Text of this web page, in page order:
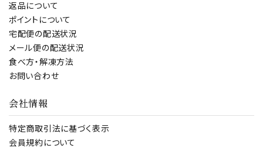
返品について
ポイントについて
宅配便の配送状況
メール便の配送状況
食べ方・解凍方法
お問い合わせ
会社情報
特定商取引法に基づく表示
会員規約について